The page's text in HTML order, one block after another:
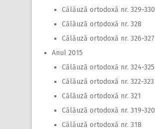
Călăuză ortodoxă nr. 329-330
Călăuză ortodoxă nr. 328
Călăuză ortodoxă nr. 326-327
Anul 2015
Călăuză ortodoxă nr. 324-325
Călăuză ortodoxă nr. 322-323
Călăuză ortodoxă nr. 321
Călăuză ortodoxă nr. 319-320
Călăuză ortodoxă nr. 318